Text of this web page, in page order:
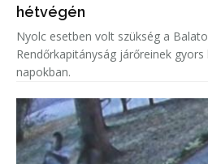
hétvégén
Nyolc esetben volt szükség a
Rendőrkapitányság járőreinek
napokban.